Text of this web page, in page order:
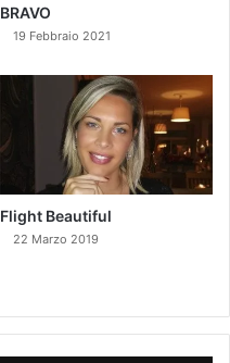
BRAVO
19 Febbraio 2021
Flight Beautiful
22 Marzo 2019